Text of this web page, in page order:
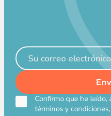
Confirmo que he
términos y